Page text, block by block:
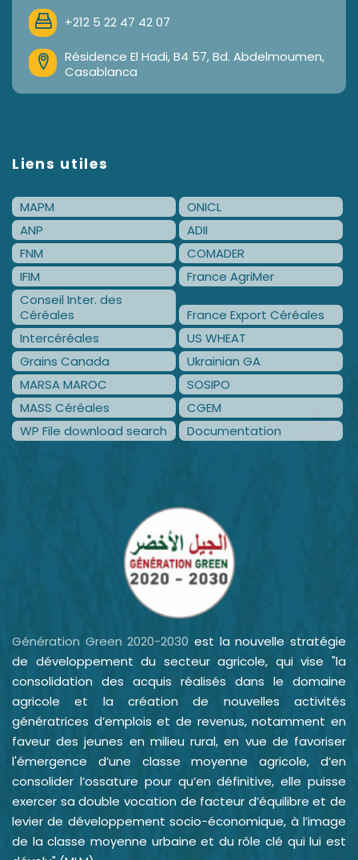
+212 5 22 47 42 07
Résidence El Hadi, B4 57, Bd. Abdelmoumen,
Casablanca
Liens utiles
MAPM
ONICL
ANP
ADII
FNM
COMADER
IFIM
France AgriMer
Conseil Inter. des
Céréales
France Export Céréales
Intercéréales
US WHEAT
Grains Canada
Ukrainian GA
MARSA MAROC
SOSIPO
MASS Céréales
CGEM
WP File download search
Documentation
Génération Green 2020-2030 est la nouvelle stratégie
de développement du secteur agricole, qui vise "la
consolidation des acquis réalisés dans le domaine
agricole et la création de nouvelles activités
génératrices d’emplois et de revenus, notamment en
faveur des jeunes en milieu rural, en vue de favoriser
l'émergence d’une classe moyenne agricole, d’en
consolider l’ossature pour qu’en définitive, elle puisse
exercer sa double vocation de facteur d’équilibre et de
levier de développement socio-économique, à l’image
de la classe moyenne urbaine et du rôle clé qui lui est